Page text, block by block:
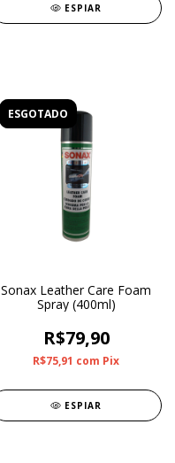
ESPIAR
ESGOTADO
Sonax Leather Care Foam
Spray (400ml)
R$79,90
R$75,91 com Pix
ESPIAR